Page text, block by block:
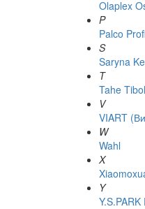
Olaplex
P
Palco
S
Saryna
T
Tahe
V
VIART
W
Wahl
X
Y